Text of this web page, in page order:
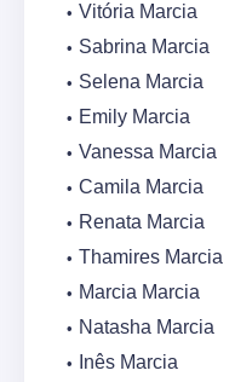
Vitória Marcia
Sabrina Marcia
Selena Marcia
Emily Marcia
Vanessa Marcia
Camila Marcia
Renata Marcia
Thamires Marcia
Marcia Marcia
Natasha Marcia
Inês Marcia